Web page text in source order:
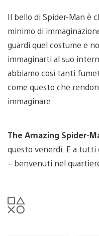
Il bello di Spider-Man è
minimo di
guardi quel costume e
immaginarti al suo
abbiamo così tanti
come questo che
immaginare.
The Amazing Spider-
questo venerdì. E a
– benvenuti nel